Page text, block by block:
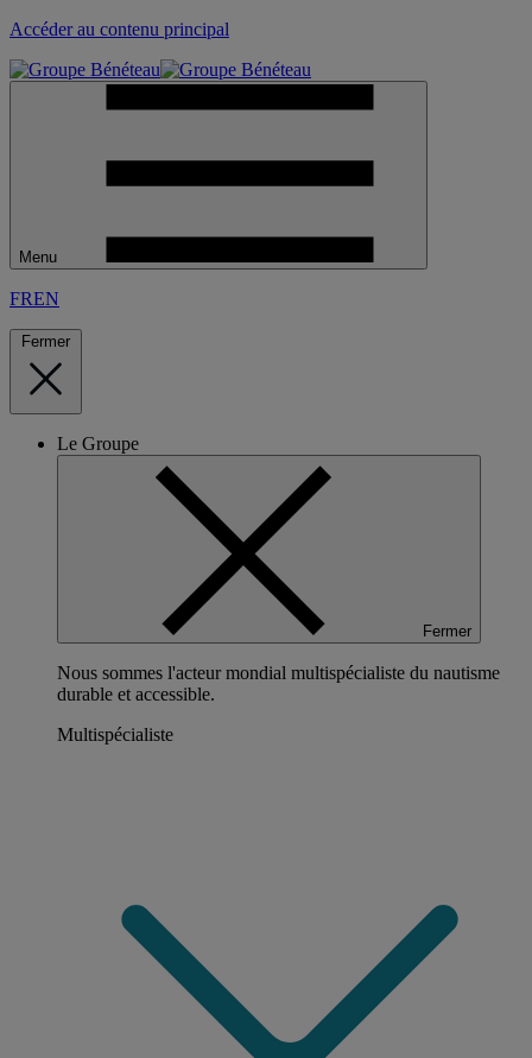
Accéder au contenu principal
Menu
FREN
Fermer
Le Groupe
Fermer
Nous sommes l'acteur mondial multispécialiste du nautisme
durable et accessible.
Multispécialiste